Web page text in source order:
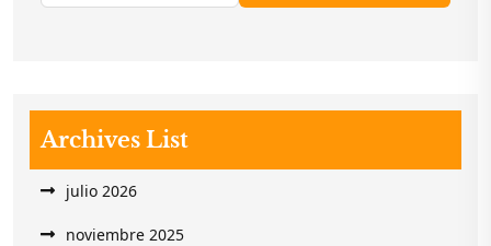
Archives List
julio 2026
noviembre 2025